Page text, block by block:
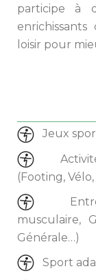
participe à
loisir pour
Jeux
(Footing,
musculaire,
Générale…)
Sport